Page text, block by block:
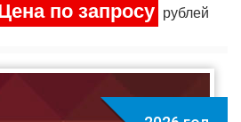
по запросу рублей